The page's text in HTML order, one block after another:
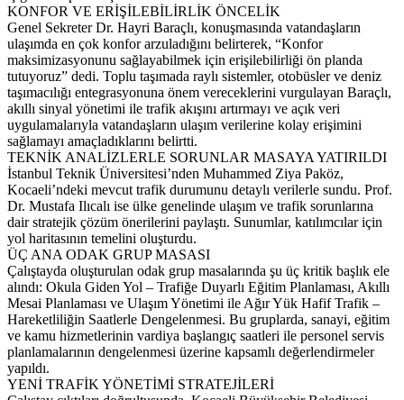
KONFOR VE ERİŞİLEBİLİRLİK ÖNCELİK
Genel Sekreter Dr. Hayri Baraçlı, konuşmasında vatandaşların
ulaşımda en çok konfor arzuladığını belirterek, “Konfor
maksimizasyonunu sağlayabilmek için erişilebilirliği ön planda
tutuyoruz” dedi. Toplu taşımada raylı sistemler, otobüsler ve deniz
taşımacılığı entegrasyonuna önem vereceklerini vurgulayan Baraçlı,
akıllı sinyal yönetimi ile trafik akışını artırmayı ve açık veri
uygulamalarıyla vatandaşların ulaşım verilerine kolay erişimini
sağlamayı amaçladıklarını belirtti.
TEKNİK ANALİZLERLE SORUNLAR MASAYA YATIRILDI
İstanbul Teknik Üniversitesi’nden Muhammed Ziya Paköz,
Kocaeli’ndeki mevcut trafik durumunu detaylı verilerle sundu. Prof.
Dr. Mustafa Ilıcalı ise ülke genelinde ulaşım ve trafik sorunlarına
dair stratejik çözüm önerilerini paylaştı. Sunumlar, katılımcılar için
yol haritasının temelini oluşturdu.
ÜÇ ANA ODAK GRUP MASASI
Çalıştayda oluşturulan odak grup masalarında şu üç kritik başlık ele
alındı: Okula Giden Yol – Trafiğe Duyarlı Eğitim Planlaması, Akıllı
Mesai Planlaması ve Ulaşım Yönetimi ile Ağır Yük Hafif Trafik –
Hareketliliğin Saatlerle Dengelenmesi. Bu gruplarda, sanayi, eğitim
ve kamu hizmetlerinin vardiya başlangıç saatleri ile personel servis
planlamalarının dengelenmesi üzerine kapsamlı değerlendirmeler
yapıldı.
YENİ TRAFİK YÖNETİMİ STRATEJİLERİ